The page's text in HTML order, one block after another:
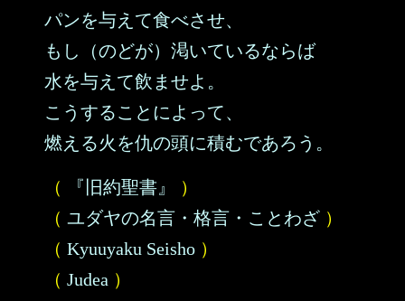
パンを与えて食べさせ、
もし（のどが）渇いているならば
水を与えて飲ませよ。
こうすることによって、
燃える火を仇の頭に積むであろう。
（ 『旧約聖書』
）
（ ユダヤの名言・格言・ことわざ ）
（ Kyuuyaku Seisho ）
（ Judea ）